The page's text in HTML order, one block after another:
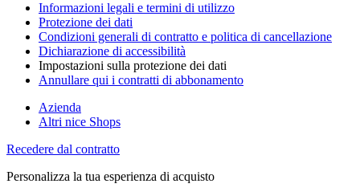
Informazioni legali e termini di utilizzo
Protezione dei dati
Condizioni generali di contratto e politica di cancellazione
Dichiarazione di accessibilità
Impostazioni sulla protezione dei dati
Annullare qui i contratti di abbonamento
Azienda
Altri nice Shops
Recedere dal contratto
Personalizza la tua esperienza di acquisto